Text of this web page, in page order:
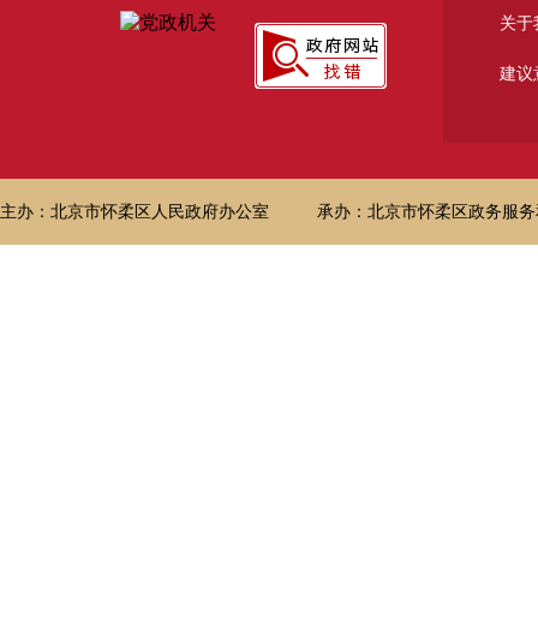
关于
建议
主办：北京市怀柔区人民政府办公室 承办：北京市怀柔区政务服